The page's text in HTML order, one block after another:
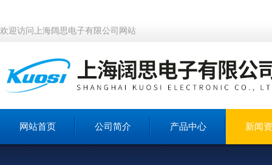
欢迎访问上海阔思电子有限公司网站
网站首页 公司简介 产品中心 新闻